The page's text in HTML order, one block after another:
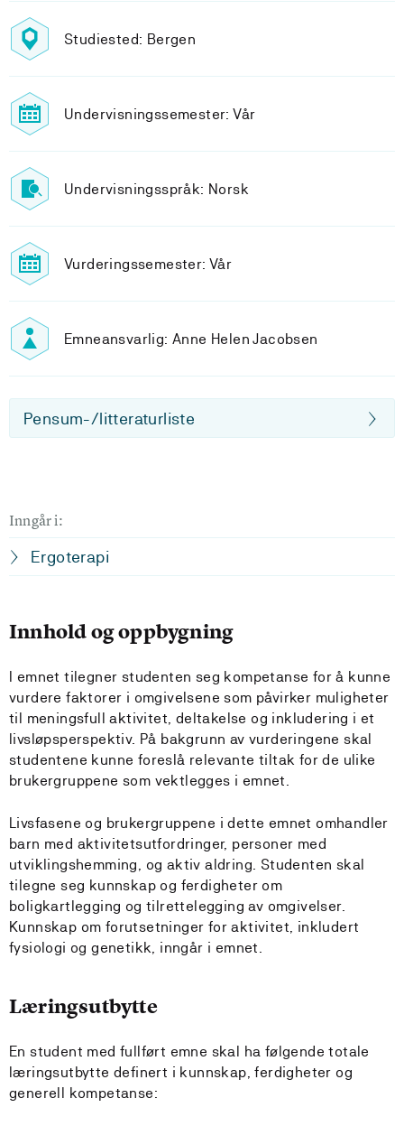
Studiested: Bergen
Undervisningssemester: Vår
Undervisningsspråk: Norsk
Vurderingssemester: Vår
Emneansvarlig: Anne Helen Jacobsen
Pensum-/litteraturliste
Inngår i:
Ergoterapi
Innhold og oppbygning
I emnet tilegner studenten seg kompetanse for å kunne
vurdere faktorer i omgivelsene som påvirker muligheter
til meningsfull aktivitet, deltakelse og inkludering i et
livsløpsperspektiv. På bakgrunn av vurderingene skal
studentene kunne foreslå relevante tiltak for de ulike
brukergruppene som vektlegges i emnet.
Livsfasene og brukergruppene i dette emnet omhandler
barn med aktivitetsutfordringer, personer med
utviklingshemming, og aktiv aldring. Studenten skal
tilegne seg kunnskap og ferdigheter om
boligkartlegging og tilrettelegging av omgivelser.
Kunnskap om forutsetninger for aktivitet, inkludert
fysiologi og genetikk, inngår i emnet.
Læringsutbytte
En student med fullført emne skal ha følgende totale
læringsutbytte definert i kunnskap, ferdigheter og
generell kompetanse: